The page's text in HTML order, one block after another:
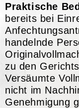
Praktische
bereits bei
handelnde
zu den
Versäumte
nicht im
Genehmigung